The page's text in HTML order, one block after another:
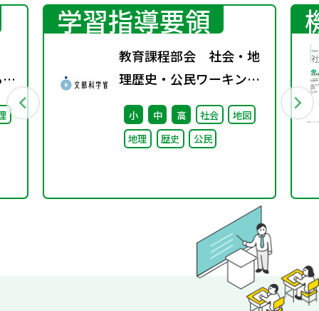
学習指導要領
教育課程部会 社会・地
理歴史・公民ワーキング
（第2回） 配付資料
小 中 高 社会
地図
地理
歴史 公民